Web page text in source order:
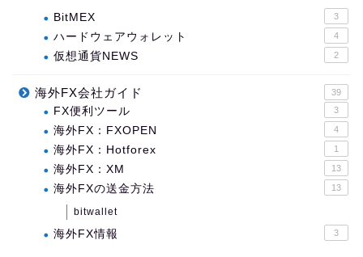
BitMEX 3
ハードウェアウォレット 4
仮想通貨NEWS 2
海外FX会社ガイド 39
FX便利ツール 3
海外FX：FXOPEN 4
海外FX：Hotforex 1
海外FX：XM 13
海外FXの送金方法 13
bitwallet
海外FX情報 3